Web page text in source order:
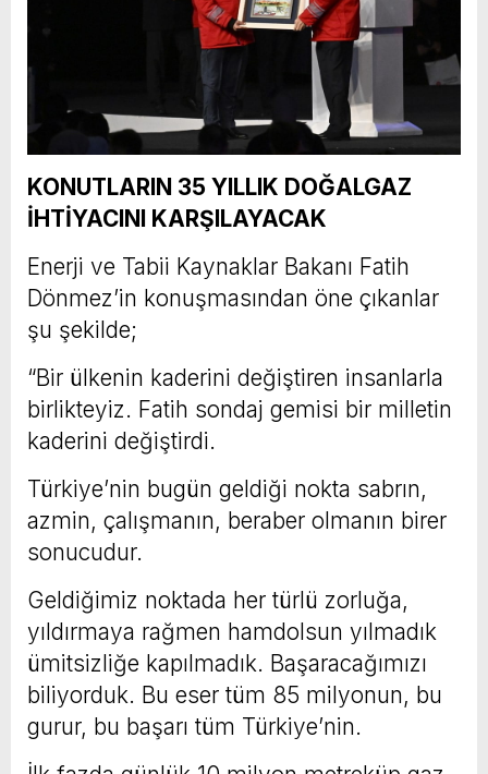
KONUTLARIN 35 YILLIK DOĞALGAZ
İHTİYACINI KARŞILAYACAK
Enerji ve Tabii Kaynaklar Bakanı Fatih
Dönmez’in konuşmasından öne çıkanlar
şu şekilde;
“Bir ülkenin kaderini değiştiren insanlarla
birlikteyiz. Fatih sondaj gemisi bir milletin
kaderini değiştirdi.
Türkiye’nin bugün geldiği nokta sabrın,
azmin, çalışmanın, beraber olmanın birer
sonucudur.
Geldiğimiz noktada her türlü zorluğa,
yıldırmaya rağmen hamdolsun yılmadık
ümitsizliğe kapılmadık. Başaracağımızı
biliyorduk. Bu eser tüm 85 milyonun, bu
gurur, bu başarı tüm Türkiye’nin.